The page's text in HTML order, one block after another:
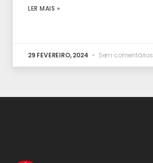
LER MAIS »
29 FEVEREIRO, 2024 Sem comentários